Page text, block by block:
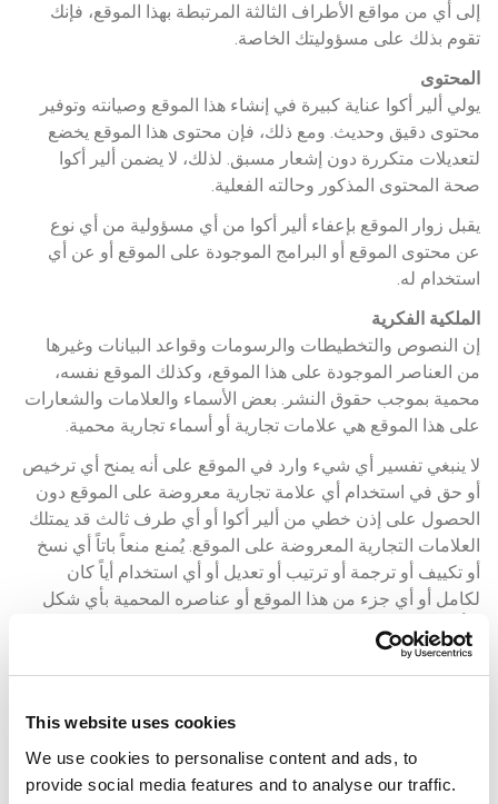
This website uses cookies
We use cookies to personalise content and ads, to
provide social media features and to analyse our traffic.
إلى أي من مواقع الأطراف الثالثة المرتبطة بهذا الموقع، فإنك
تقوم بذلك على مسؤوليتك الخاصة.
المحتوى
يولي ألير أكوا عناية كبيرة في إنشاء هذا الموقع وصيانته وتوفير
محتوى دقيق وحديث. ومع ذلك، فإن محتوى هذا الموقع يخضع
لتعديلات متكررة دون إشعار مسبق. لذلك، لا يضمن ألير أكوا
صحة المحتوى المذكور وحالته الفعلية.
يقبل زوار الموقع بإعفاء ألير أكوا من أي مسؤولية من أي نوع
عن محتوى الموقع أو البرامج الموجودة على الموقع أو عن أي
استخدام له.
الملكية الفكرية
إن النصوص والتخطيطات والرسومات وقواعد البيانات وغيرها
من العناصر الموجودة على هذا الموقع، وكذلك الموقع نفسه،
محمية بموجب حقوق النشر. بعض الأسماء والعلامات والشعارات
على هذا الموقع هي علامات تجارية أو أسماء تجارية محمية.
لا ينبغي تفسير أي شيء وارد في الموقع على أنه يمنح أي ترخيص
أو حق في استخدام أي علامة تجارية معروضة على الموقع دون
الحصول على إذن خطي من ألير أكوا أو أي طرف ثالث قد يمتلك
العلامات التجارية المعروضة على الموقع. يُمنع منعاً باتاً أي نسخ
أو تكييف أو ترجمة أو ترتيب أو تعديل أو أي استخدام أياً كان
لكامل أو أي جزء من هذا الموقع أو عناصره المحمية بأي شكل
وبأي وسيلة.
حماية البيانات
هذا الموقع لأغراض إحصائية وتسويقية.
يحق للمستخدم الاعتراض، مجانًا، على معالجة البيانات المتعلقة
به لأغراض تسويقية، كما يحق له الوصول إلى البيانات الشخصية